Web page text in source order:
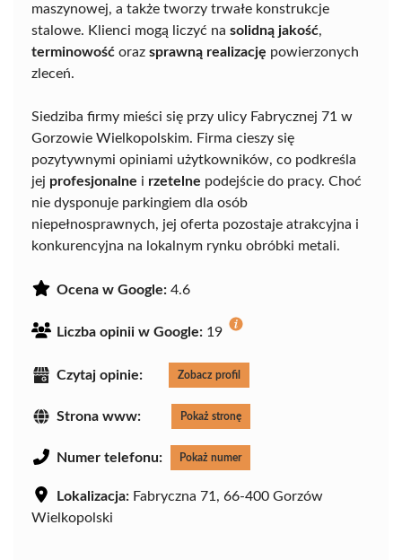
maszynowej, a także tworzy trwałe konstrukcje
stalowe. Klienci mogą liczyć na solidną jakość,
terminowość oraz sprawną realizację powierzonych
zleceń.
Siedziba firmy mieści się przy ulicy Fabrycznej 71 w
Gorzowie Wielkopolskim. Firma cieszy się
pozytywnymi opiniami użytkowników, co podkreśla
jej profesjonalne i rzetelne podejście do pracy. Choć
nie dysponuje parkingiem dla osób
niepełnosprawnych, jej oferta pozostaje atrakcyjna i
konkurencyjna na lokalnym rynku obróbki metali.
Ocena w Google: 4.6
Liczba opinii w Google: 19
Czytaj opinie: Zobacz profil
Strona www: Pokaż stronę
Numer telefonu: Pokaż numer
Lokalizacja: Fabryczna 71, 66-400 Gorzów
Wielkopolski